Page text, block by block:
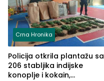
Crna Hronika
Policija otkrila plantažu sa
206 stabljika indijske
konoplje i kokain,